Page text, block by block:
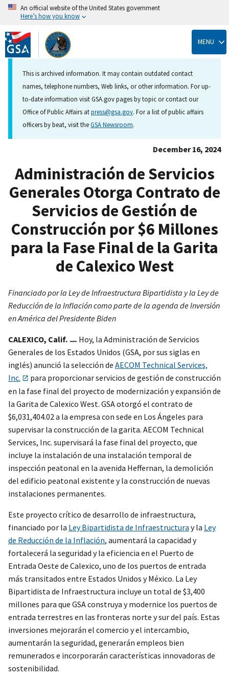
Skip
to
main
content
An official website of the United States government
Here’s how you know
MENU
This is archived information. It may contain outdated contact
names, telephone numbers, Web links, or other information. For up-
to-date information visit GSA.gov pages by topic or contact our
Office of Public Affairs atpress@gsa.gov. For a list of public affairs
officers by beat, visit theGSA Newsroom.
December 16, 2024
Administración de Servicios
Generales Otorga Contrato de
Servicios de Gestión de
Construcción por $6 Millones
para la Fase Final de la Garita
de Calexico West
Financiado por la Ley de Infraestructura Bipartidista y la Ley de
Reducción de la Inflación como parte de la agenda de Inversión
en América del Presidente Biden
CALEXICO, Calif. ㅡ Hoy, la Administración de Servicios
Generales de los Estados Unidos (GSA, por sus siglas en
inglés) anunció la selección de AECOM Technical Services,
Inc.
para proporcionar servicios de gestión de construcción
en la fase final del proyecto de modernización y expansión de
la Garita de Calexico West. GSA otorgó el contrato de
$6,031,404.02 a la empresa con sede en Los Ángeles para
supervisar la construcción de la garita. AECOM Technical
Services, Inc. supervisará la fase final del proyecto, que
incluye la instalación de una instalación temporal de
inspección peatonal en la avenida Heffernan, la demolición
del edificio peatonal existente y la construcción de nuevas
instalaciones permanentes.
Este proyecto crítico de desarrollo de infraestructura,
financiado por la Ley Bipartidista de Infraestructura y la Ley
de Reducción de la Inflación, aumentará la capacidad y
fortalecerá la seguridad y la eficiencia en el Puerto de
Entrada Oeste de Calexico, uno de los puertos de entrada
más transitados entre Estados Unidos y México. La Ley
Bipartidista de Infraestructura incluye un total de $3,400
millones para que GSA construya y modernice los puertos de
entrada terrestres en las fronteras norte y sur del país. Estas
inversiones mejorarán el comercio y el intercambio,
aumentarán la seguridad, generarán empleos bien
remunerados e incorporarán características innovadoras de
sostenibilidad.